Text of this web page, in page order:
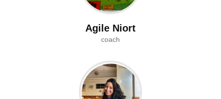
Agile Niort
coach